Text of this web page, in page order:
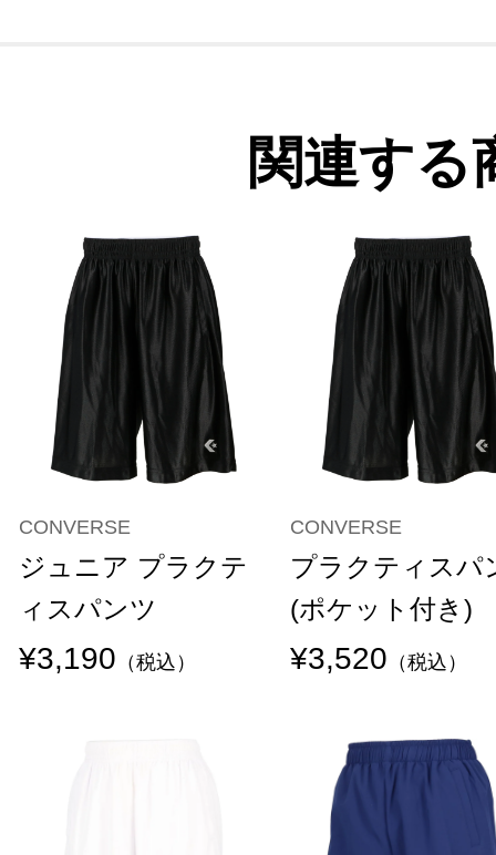
関連する
CONVERSE
ジュニア プラクテ
ィスパンツ
¥3,190 （税込）
CONVERSE
プラクティスパ
(ポケット付き)
¥3,520 （税込）